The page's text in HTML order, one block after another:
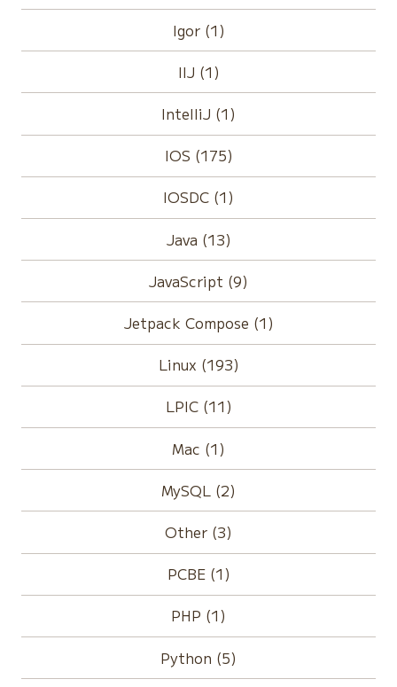
Igor (1)
IIJ (1)
IntelliJ (1)
IOS (175)
IOSDC (1)
Java (13)
JavaScript (9)
Jetpack Compose (1)
Linux (193)
LPIC (11)
Mac (1)
MySQL (2)
Other (3)
PCBE (1)
PHP (1)
Python (5)